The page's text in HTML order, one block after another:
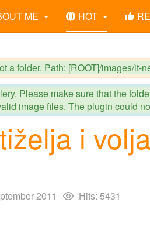
ME HOT
a folder. Path: [ROOT]/images/it-
Please make sure that the
image files. The plugin could
i
2011 Hits: 5431